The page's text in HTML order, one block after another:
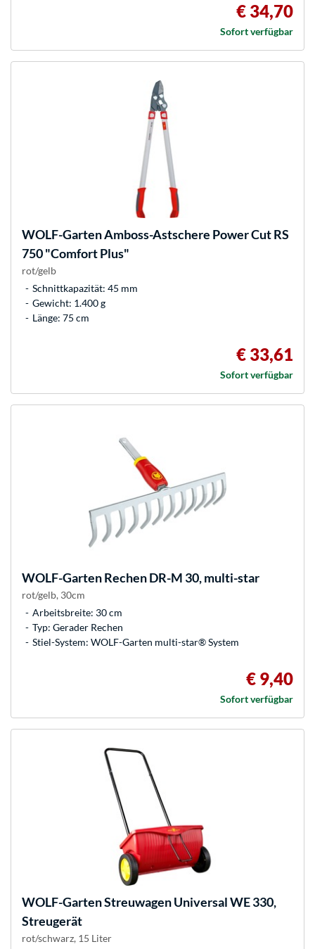
€ 34,70
Sofort verfügbar
WOLF-GartenAmboss-Astschere Power Cut RS
750 "Comfort Plus"
rot/gelb
Schnittkapazität: 45 mm
Gewicht: 1.400 g
Länge: 75 cm
€ 33,61
Sofort verfügbar
WOLF-GartenRechen DR-M 30, multi-star
rot/gelb, 30cm
Arbeitsbreite: 30 cm
Typ: Gerader Rechen
Stiel-System: WOLF-Garten multi-star® System
€ 9,40
Sofort verfügbar
WOLF-GartenStreuwagen Universal WE 330,
Streugerät
rot/schwarz, 15 Liter